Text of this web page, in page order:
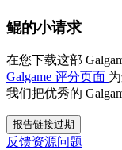
鲲的小请求
在您下载这部
Galgame 评分页面
我们把优秀的
报告链接过期
反馈资源问题